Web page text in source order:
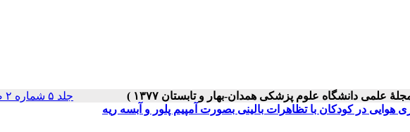
جلد ۵ شماره ۲ صفحات ۰-۰
در کودکان با تظاهرات بالینی بصورت آمپیم پلور و آبسه ریه